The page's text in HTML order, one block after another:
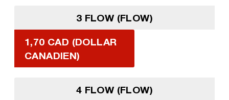
3 FLOW (FLOW)
1,70 CAD (DOLLAR
CANADIEN)
4 FLOW (FLOW)